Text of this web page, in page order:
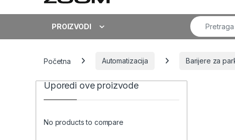
PROIZVODI
Search for:
Početna Automatizacija Barijere za
Uporedi ove proizvode
No products to compare